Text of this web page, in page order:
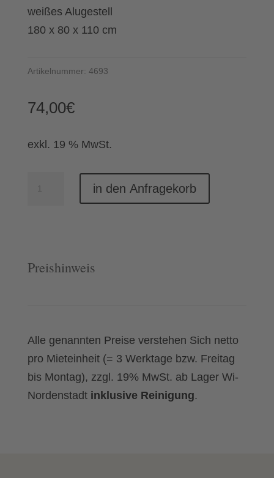
weißes Alugestell
180 x 80 x 110 cm
Artikelnummer: 4693
74,00€
exkl. 19 % MwSt.
in den Anfragekorb
Preishinweis
Alle genannten Preise verstehen Sich netto
pro Mieteinheit (= 3 Werktage bzw. Freitag
bis Montag), zzgl. 19% MwSt. ab Lager Wi-
Nordenstadt inklusive Reinigung.